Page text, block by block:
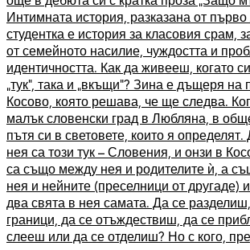
Интимната история, разказана от
студентка е история за класовия срам,
от семейното насилие, чуждостта и
идентичността. Как да живееш, когато
„тук“, така и „вкъщи“? Зина е дъщеря на
Косово, която решава, че ще следва.
малък словенски град в Любляна, в
пътя си в световете, които я определят.
нея са този тук – Словения, и онзи в
са също между нея и родителите ѝ, а
нея и нейните (преселници от другаде)
два свята в нея самата. Да се
граници, да се отъждествиш, да се
слееш или да се отделиш? Но с кого,